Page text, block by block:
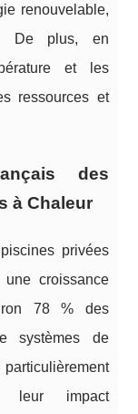
renouvelable,
De plus, en
et les
ressources et
des
à Chaleur
privées
croissance
78 % des
systèmes de
leur impact